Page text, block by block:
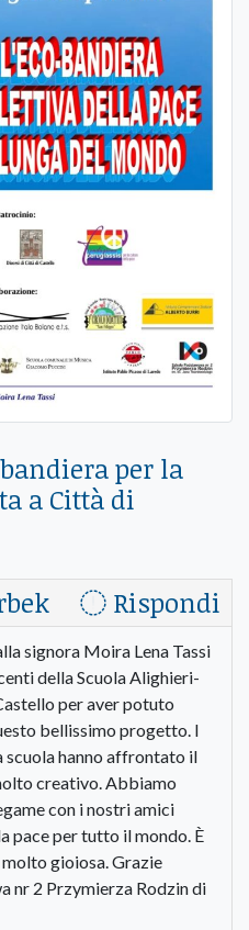
per la
a Città di
Rispondi
signora Moira Lena Tassi
della Scuola Alighieri-
per aver potuto
bellissimo progetto. I
scuola hanno affrontato il
creativo. Abbiamo
con i nostri amici
pace per tutto il mondo. È
molto gioiosa. Grazie
nr 2 Przymierza Rodzin di